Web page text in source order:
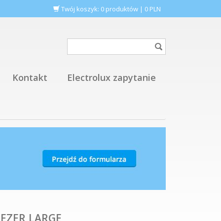
Twój koszyk: 0 produktów | 0 PLN
Kontakt Electrolux zapytanie